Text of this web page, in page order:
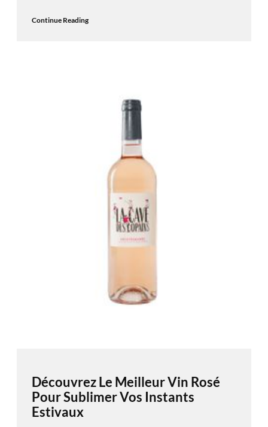
Continue Reading
Découvrez Le Meilleur Vin Rosé
Pour Sublimer Vos Instants
Estivaux